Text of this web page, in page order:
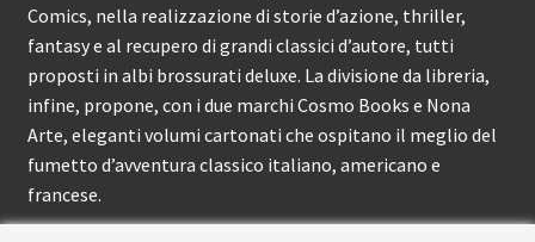
Comics, nella realizzazione di storie d’azione, thriller,
fantasy e al recupero di grandi classici d’autore, tutti
proposti in albi brossurati deluxe. La divisione da libreria,
infine, propone, con i due marchi Cosmo Books e Nona
Arte, eleganti volumi cartonati che ospitano il meglio del
fumetto d’avventura classico italiano, americano e
francese.